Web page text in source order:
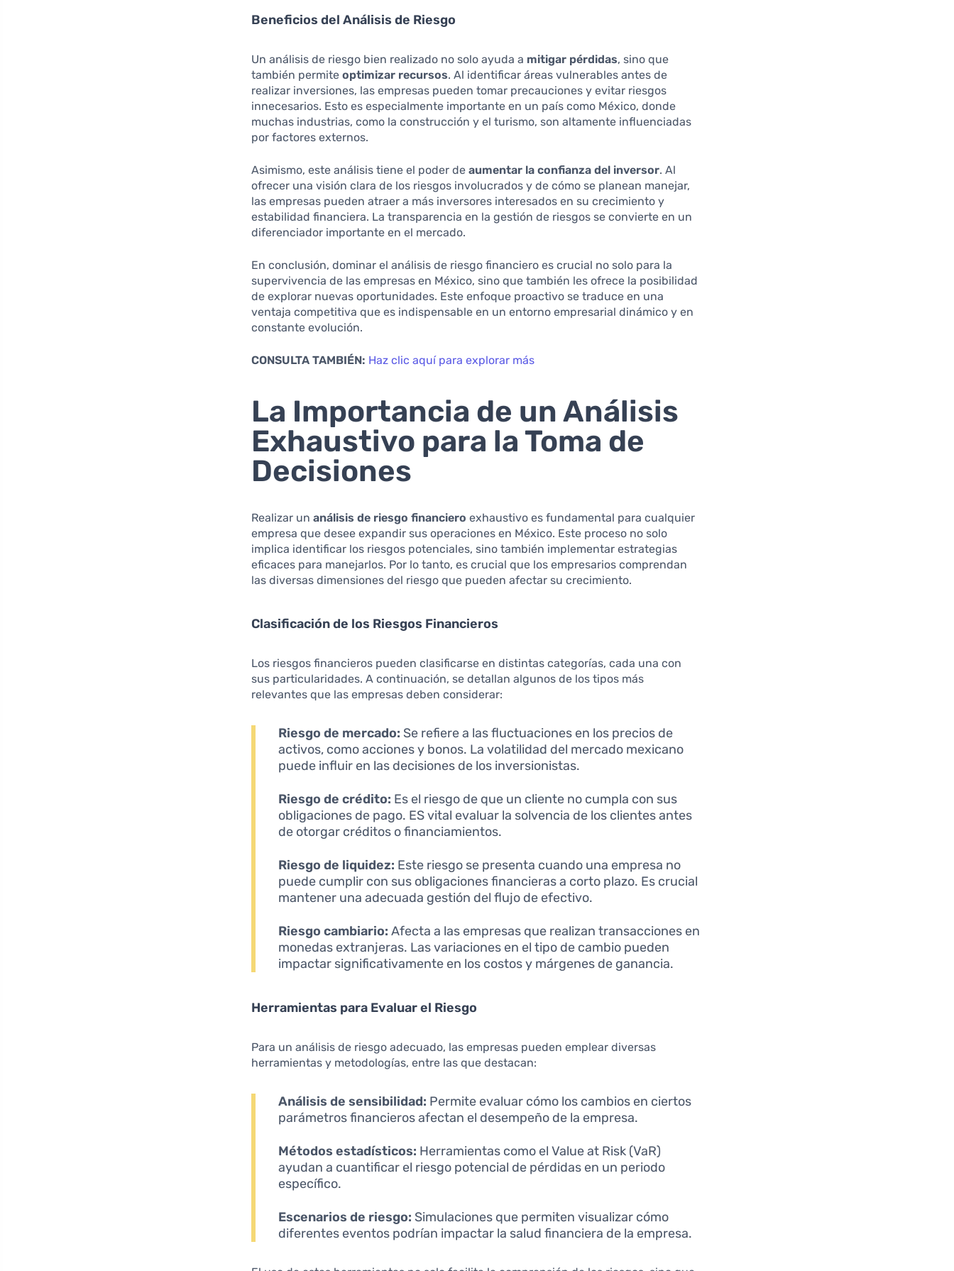
Beneficios del Análisis de Riesgo
Un análisis de riesgo bien realizado no solo ayuda a mitigar pérdidas, sino que
también permiteoptimizar recursos. Al identificar áreas vulnerables antes de
realizar inversiones, las empresas pueden tomar precauciones y evitar riesgos
innecesarios. Esto es especialmente importante en un país como México, donde
muchas industrias, como la construcción y el turismo, son altamente influenciadas
por factores externos.
Asimismo, este análisis tiene el poder deaumentar la confianza del inversor. Al
ofrecer una visión clara de los riesgos involucrados y de cómo se planean manejar,
las empresas pueden atraer a más inversores interesados en su crecimiento y
estabilidad financiera. La transparencia en la gestión de riesgos se convierte en un
diferenciador importante en el mercado.
En conclusión, dominar el análisis de riesgo financiero es crucial no solo para la
supervivencia de las empresas en México, sino que también les ofrece la posibilidad
de explorar nuevas oportunidades. Este enfoque proactivo se traduce en una
ventaja competitiva que es indispensable en un entorno empresarial dinámico y en
constante evolución.
CONSULTA TAMBIÉN: Haz clic aquí para explorar más
La Importancia de un Análisis
Exhaustivo para la Toma de
Decisiones
Realizar unanálisis de riesgo financiero exhaustivo es fundamental para cualquier
empresa que desee expandir sus operaciones en México. Este proceso no solo
implica identificar los riesgos potenciales, sino también implementar estrategias
eficaces para manejarlos. Por lo tanto, es crucial que los empresarios comprendan
las diversas dimensiones del riesgo que pueden afectar su crecimiento.
Clasificación de los Riesgos Financieros
Los riesgos financieros pueden clasificarse en distintas categorías, cada una con
sus particularidades. A continuación, se detallan algunos de los tipos más
relevantes que las empresas deben considerar:
Riesgo de mercado: Se refiere a las fluctuaciones en los precios de
activos, como acciones y bonos. La volatilidad del mercado mexicano
puede influir en las decisiones de los inversionistas.
Riesgo de crédito: Es el riesgo de que un cliente no cumpla con sus
obligaciones de pago. ES vital evaluar la solvencia de los clientes antes
de otorgar créditos o financiamientos.
Riesgo de liquidez: Este riesgo se presenta cuando una empresa no
puede cumplir con sus obligaciones financieras a corto plazo. Es crucial
mantener una adecuada gestión del flujo de efectivo.
Riesgo cambiario: Afecta a las empresas que realizan transacciones en
monedas extranjeras. Las variaciones en el tipo de cambio pueden
impactar significativamente en los costos y márgenes de ganancia.
Herramientas para Evaluar el Riesgo
Para un análisis de riesgo adecuado, las empresas pueden emplear diversas
herramientas y metodologías, entre las que destacan:
Análisis de sensibilidad: Permite evaluar cómo los cambios en ciertos
parámetros financieros afectan el desempeño de la empresa.
Métodos estadísticos: Herramientas como el Value at Risk (VaR)
ayudan a cuantificar el riesgo potencial de pérdidas en un periodo
específico.
Escenarios de riesgo: Simulaciones que permiten visualizar cómo
diferentes eventos podrían impactar la salud financiera de la empresa.